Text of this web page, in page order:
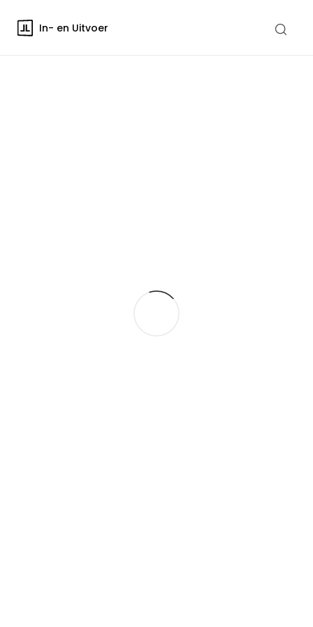
In- en Uitvoer